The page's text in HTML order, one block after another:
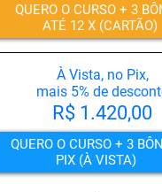
QUERO O CURSO + 3
ATÉ 12 X (CARTÃO)
À Vista, no Pix,
mais 5% de
R$ 1.420,00
QUERO O CURSO + 3
PIX (À VISTA)